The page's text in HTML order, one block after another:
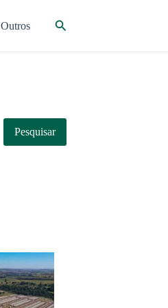
Outros Pesquisar
Pesquisar